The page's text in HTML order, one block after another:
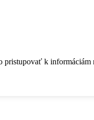
k informáciám